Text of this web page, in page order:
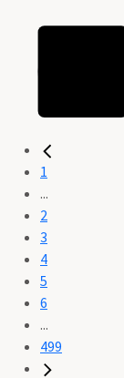
1
...
2
3
4
5
6
...
499